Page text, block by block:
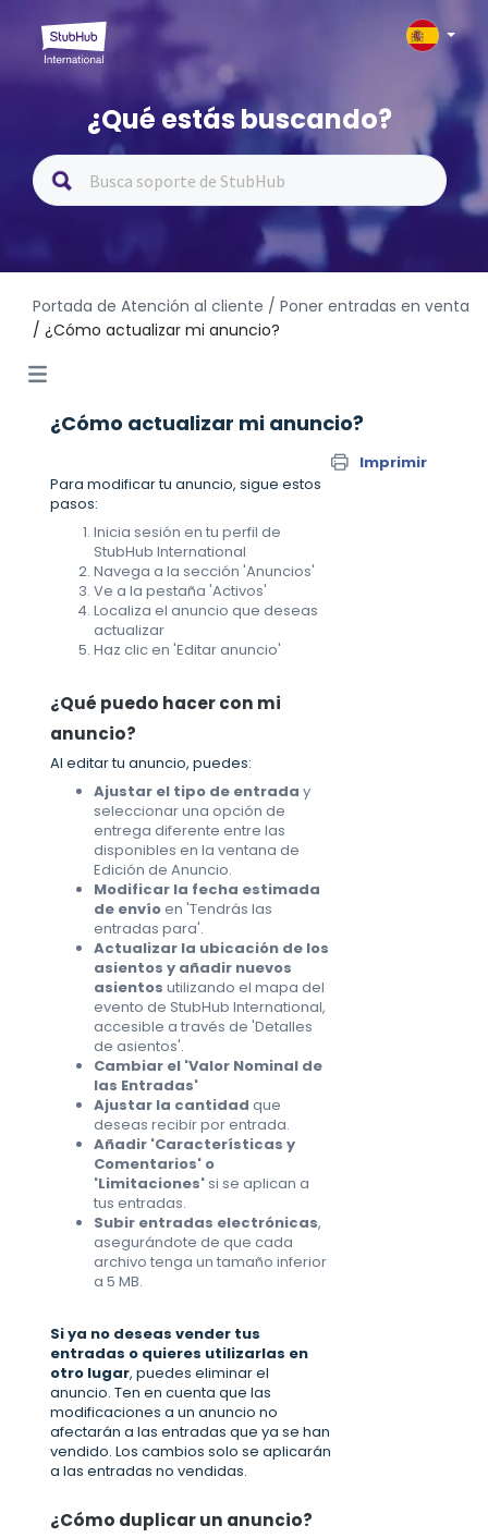
¿Qué estás buscando?
Portada de Atención al cliente / Poner entradas en venta
/ ¿Cómo actualizar mi anuncio?
¿Cómo actualizar mi anuncio?
Imprimir
Para modificar tu anuncio, sigue estos
pasos:
Inicia sesión en tu perfil de
StubHub International
Navega a la sección 'Anuncios'
Ve a la pestaña 'Activos'
Localiza el anuncio que deseas
actualizar
Haz clic en 'Editar anuncio'
¿Qué puedo hacer con mi
anuncio?
Al editar tu anuncio, puedes:
Ajustar el tipo de entrada y
seleccionar una opción de
entrega diferente entre las
disponibles en la ventana de
Edición de Anuncio.
Modificar la fecha estimada
de envíoen 'Tendrás las
entradas para'.
Actualizar la ubicación de los
asientos y añadir nuevos
asientos utilizando el mapa del
evento de StubHub International,
accesible a través de 'Detalles
de asientos'.
Cambiar el 'Valor Nominal de
las Entradas'
Ajustar la cantidad que
deseas recibir por entrada.
Añadir 'Características y
Comentarios' o
'Limitaciones' si se aplican a
tus entradas.
Subir entradas electrónicas,
asegurándote de que cada
archivo tenga un tamaño inferior
a 5 MB.
Si ya no deseas vender tus
entradas o quieres utilizarlas en
otro lugar, puedes eliminar el
anuncio. Ten en cuenta que las
modificaciones a un anuncio no
afectarán a las entradas que ya se han
vendido. Los cambios solo se aplicarán
a las entradas no vendidas.
¿Cómo duplicar un anuncio?